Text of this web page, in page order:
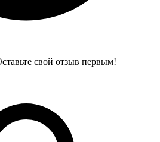
свой отзыв первым!